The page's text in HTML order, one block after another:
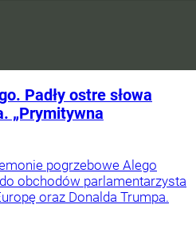
Padły ostre słowa
„Prymitywna
pogrzebowe Alego
obchodów parlamentarzysta
oraz Donalda Trumpa.